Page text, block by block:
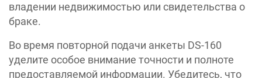
владении недвижимостью или свидетельства о
браке.
Во время повторной подачи анкеты DS-160
уделите особое внимание точности и полноте
предоставляемой информации. Убедитесь, что